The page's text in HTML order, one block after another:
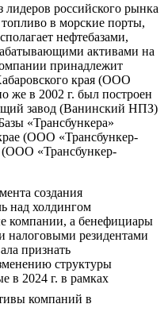
лидеров российского рынка
топливо в морские порты,
нефтебазами,
активами на
принадлежит
края (ООО
же в 2002 г. был построен
завод (Ванинский НПЗ)
«Трансбункера»
(ООО «Трансбункер-
(ООО «Трансбункер-
создания
над холдингом
компании, а бенефициары
налоговыми резидентами
признать
структуры
в 2024 г. в рамках
компаний в